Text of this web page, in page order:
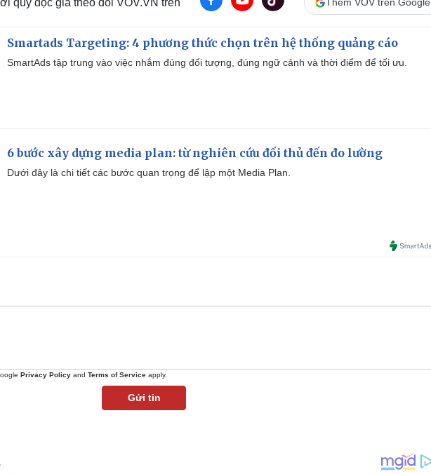
Smartads Targeting: 4 phương thức chọn trên hệ thống quảng cáo
SmartAds tập trung vào việc nhắm đúng đối tượng, đúng ngữ cảnh và thời điểm để tối ưu.
6 bước xây dựng media plan: từ nghiên cứu đối thủ đến đo lường
Dưới đây là chi tiết các bước quan trọng để lập một Media Plan.
Privacy Policy and Terms of Service apply.
Gửi tin